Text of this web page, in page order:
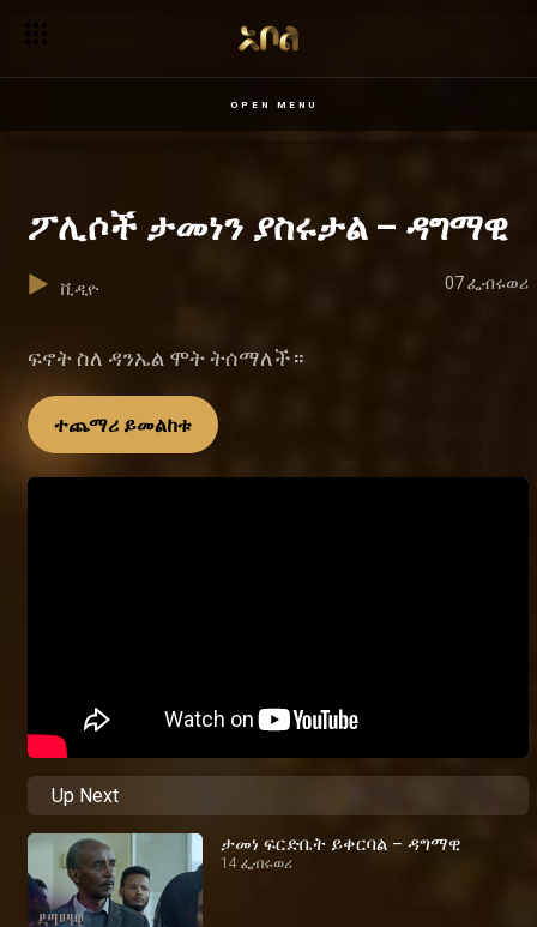
OPEN MENU
ፖሊሶች ታመነን ያስሩታል – ዳግማዊ
ቪዲዮ 07 ፌብሩወሪ
ፍኖት ስለ ዳንኤል ሞት ትሰማለች።
ተጨማሪ ይመልከቱ
Up Next
ታመነ ፍርድቤት ይቀርባል – ዳግማዊ
14 ፌብሩወሪ